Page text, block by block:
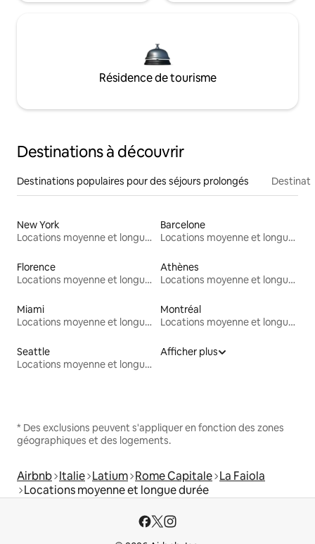
Résidence de tourisme
Destinations à découvrir
Destinations populaires pour des séjours prolongés
New York
Locations moyenne et longue durée
Barcelone
Locations moyenne et longue durée
Florence
Locations moyenne et longue durée
Athènes
Locations moyenne et longue durée
Miami
Locations moyenne et longue durée
Montréal
Locations moyenne et longue durée
Seattle
Locations moyenne et longue durée
Afficher plus
* Des exclusions peuvent s'appliquer en fonction des zones
géographiques et des logements.
Airbnb Italie Latium Rome Capitale La Faiola
Locations moyenne et longue durée